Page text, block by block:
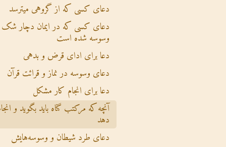
دعای کسی که از گروهی میترسد
دعای کسی که در ایمان دچار
وسوسه شده است
دعا برای ادای قرض و بدهی
دعای وسوسه در نماز و قرائت قرآن
دعا برای انجام کار مشکل
آنچه که مرکتب گناه باید بگوید و
دهد
دعای طرد شیطان و وسوسه‌هایش